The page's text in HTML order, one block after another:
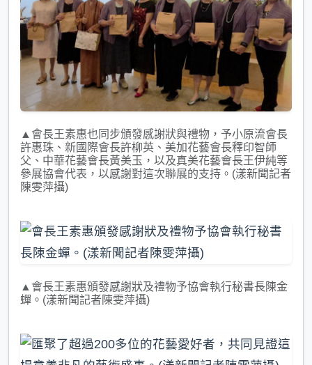
▲會長王素惠也同步頒發感謝狀與禮物，予小原流會長
許惠珠、新國際會長許柳英、美加花藝會長釋印智師
父、中華花藝會長黃美玉，以及真美花藝會長王伊純等
參展協會代表，以感謝對這次聯展的支持。(漾新聞記者
陳雯萍攝)
▲會長王素惠頒發感謝狀及禮物予協會執行秘書長陳金
蟬。(漾新聞記者陳雯萍攝)